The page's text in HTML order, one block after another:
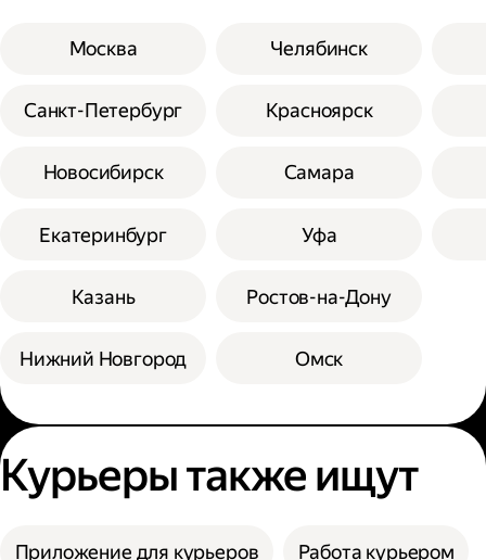
Москва
Санкт-Петербург
Новосибирск
Екатеринбург
Казань
Нижний Новгород
Челябинск
Красноярск
Самара
Уфа
Ростов-на-Дону
Омск
Курьеры также ищут
Приложение для курьеров Работа курьером